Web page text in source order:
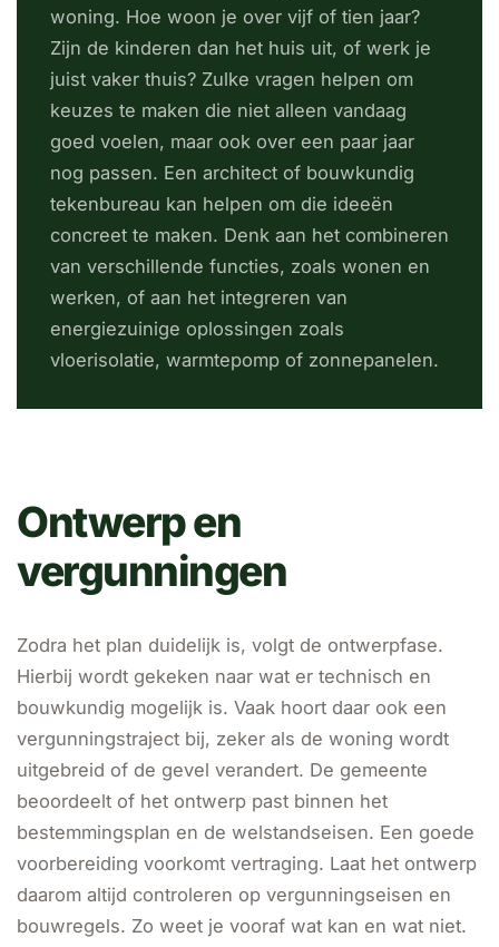
woning. Hoe woon je over vijf of tien jaar?
Zijn de kinderen dan het huis uit, of werk je
juist vaker thuis? Zulke vragen helpen om
keuzes te maken die niet alleen vandaag
goed voelen, maar ook over een paar jaar
nog passen. Een architect of bouwkundig
tekenbureau kan helpen om die ideeën
concreet te maken. Denk aan het combineren
van verschillende functies, zoals wonen en
werken, of aan het integreren van
energiezuinige oplossingen zoals
vloerisolatie, warmtepomp of zonnepanelen.
Ontwerp en
vergunningen
Zodra het plan duidelijk is, volgt de ontwerpfase.
Hierbij wordt gekeken naar wat er technisch en
bouwkundig mogelijk is. Vaak hoort daar ook een
vergunningstraject bij, zeker als de woning wordt
uitgebreid of de gevel verandert. De gemeente
beoordeelt of het ontwerp past binnen het
bestemmingsplan en de welstandseisen. Een goede
voorbereiding voorkomt vertraging. Laat het ontwerp
daarom altijd controleren op vergunningseisen en
bouwregels. Zo weet je vooraf wat kan en wat niet.